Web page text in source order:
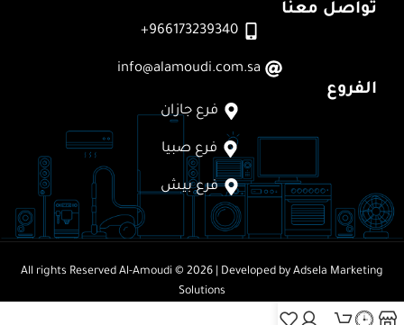
تواصل معنا
966173239340+
info@alamoudi.com.sa
الفروع
فرع جازان
فرع صبيا
فرع بيش
All rights Reserved Al-Amoudi © 2026 | Developed by Adsela Marketing
Solutions